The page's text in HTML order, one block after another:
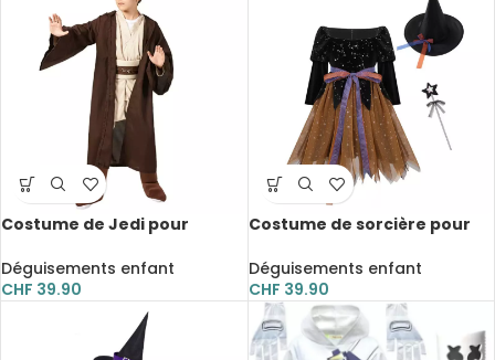
Costume de Jedi pour
Skywalker, 4 pièces
Déguisements enfant
CHF 39.90
Costume de sorcière pour
longues avec ceinture,
chapeau pointu et baguette
Déguisements enfant
CHF 39.90